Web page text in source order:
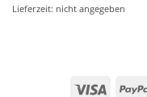
Lieferzeit: nicht angegeben
Visa